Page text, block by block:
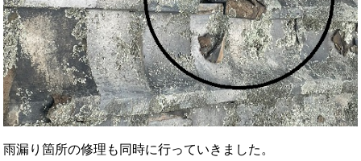
雨漏り箇所の修理も同時に行っていきました。